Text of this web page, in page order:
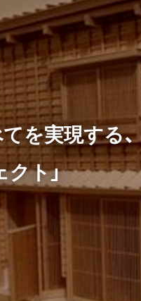
を実現する、
ト」